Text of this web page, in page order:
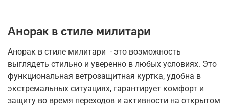
Анорак в стиле милитари
Анорак в стиле милитари - это возможность
выглядеть стильно и уверенно в любых условиях. Это
функциональная ветрозащитная куртка, удобна в
экстремальных ситуациях, гарантирует комфорт и
защиту во время переходов и активности на открытом